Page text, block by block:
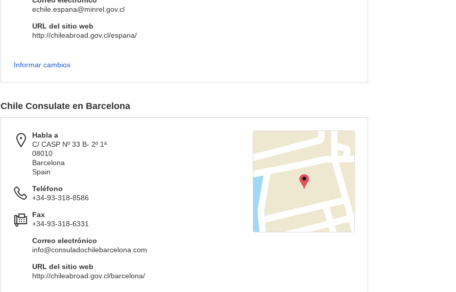
echile.espana@minrel.gov.cl
URL del sitio web
http://chileabroad.gov.cl/espana/
Informar cambios
Chile Consulate en Barcelona
Habla a
C/ CASP Nº 33 B- 2º 1ª
08010
Barcelona
Spain
Teléfono
+34-93-318-8586
Fax
+34-93-318-6331
Correo electrónico
info@consuladochilebarcelona.com
URL del sitio web
http://chileabroad.gov.cl/barcelona/